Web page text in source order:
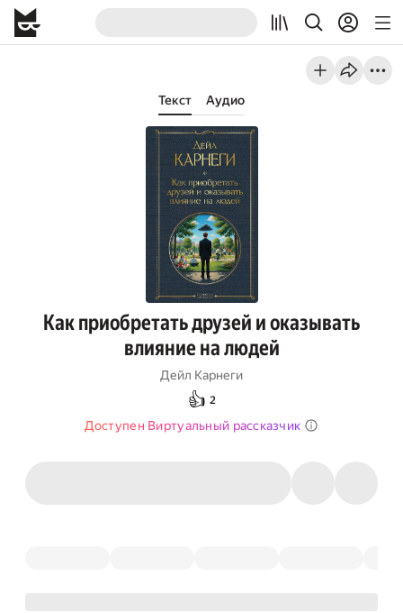
Текст Аудио
Как приобретать друзей и оказывать
влияние на людей
Дейл Карнеги
👍 2
Доступен Виртуальный рассказчик